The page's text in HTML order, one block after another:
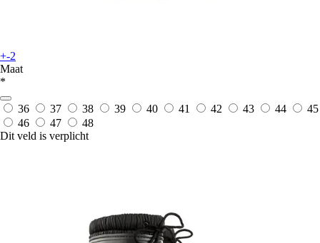
+-2
Maat
*
36 37 38 39 40 41 42 43 44
45
46
47
48
Dit veld is verplicht